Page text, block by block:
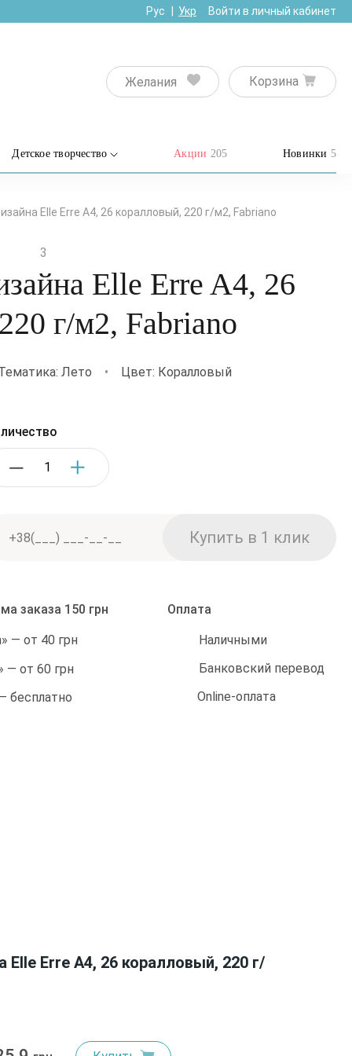
Рус Укр Войти в личный кабинет
Желания Корзина
Детское творчество Акции 205 Новинки 5
Elle Erre A4, 26 коралловый, 220 г/м2, Fabriano
3
Elle Erre A4, 26
г/м2, Fabriano
Лето • Цвет: Коралловый
заказа 150 грн
— от 40 грн
— от 60 грн
бесплатно
Оплата
Наличными
Банковский перевод
Online-оплата
Elle Erre A4, 26 коралловый, 220 г/